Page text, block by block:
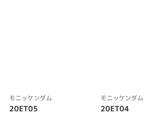
モニッケンダム
20ET05
モニッケンダム
20ET04